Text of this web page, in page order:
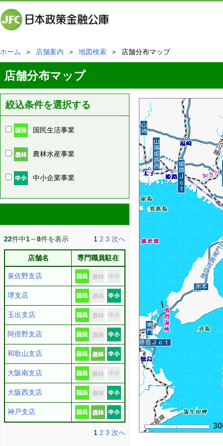
ホーム ＞ 店舗案内 ＞ 地図検索 ＞ 店舗分布マップ
店舗分布マップ
絞込条件を選択する
国民生活事業
農林水産事業
中小企業事業
22件中1～8件を表示 1 2 3 次へ
店舗名 専門職員駐在
泉佐野支店
堺支店
玉出支店
阿倍野支店
和歌山支店
大阪南支店
大阪西支店
神戸支店
1 2 3 次へ